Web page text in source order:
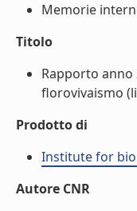
Memorie
Titolo
Rapporto anno
florovivaismo
Prodotto di
Institute for
Autore CNR